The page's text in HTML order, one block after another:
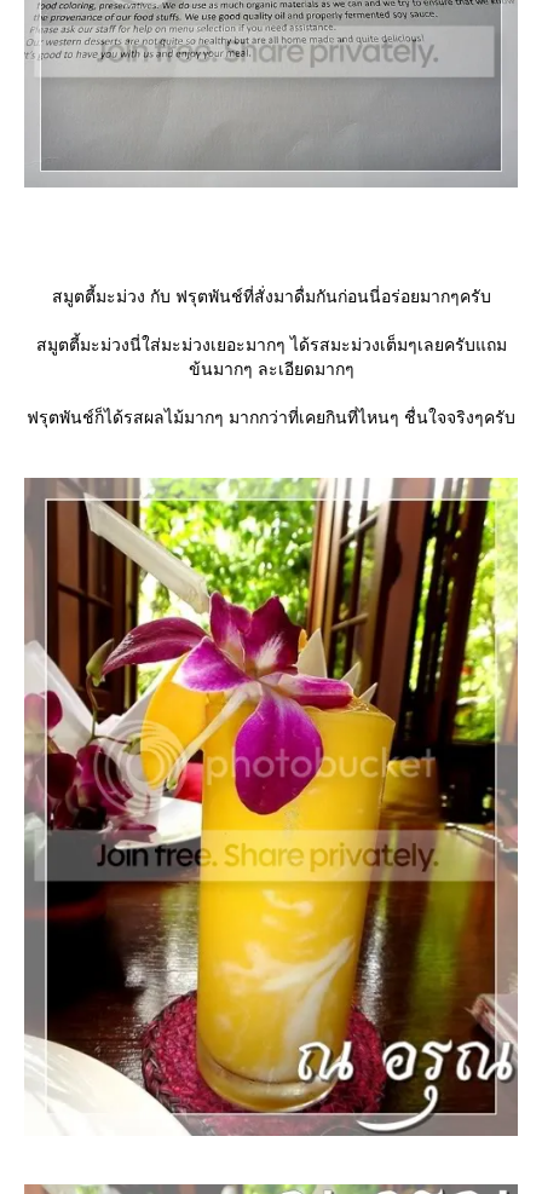
สมูตตี้มะม่วง กับ ฟรุตพันช์ที่สั่งมาดื่มกันก่อนนี่อร่อยมากๆครับ
สมูตตี้มะม่วงนี่ใส่มะม่วงเยอะมากๆ ได้รสมะม่วงเต็มๆเลยครับแถม
ข้นมากๆ ละเอียดมากๆ
ฟรุตพันช์ก็ได้รสผลไม้มากๆ มากกว่าที่เคยกินที่ไหนๆ ชื่นใจจริงๆครับ